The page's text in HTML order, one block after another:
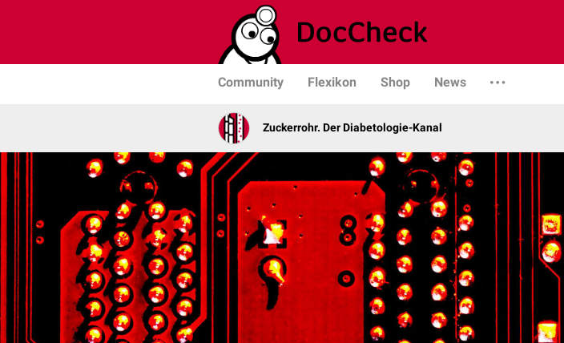
Community Flexikon Shop News
Zuckerrohr. Der Diabetologie-Kanal